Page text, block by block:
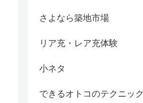
さよなら築地市場
リア充・レア充体験
小ネタ
できるオトコのテクニック